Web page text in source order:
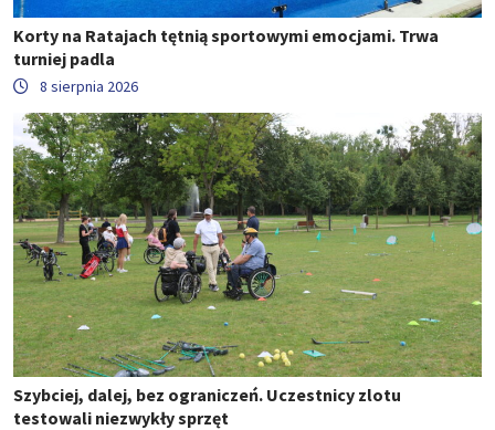
Korty na Ratajach tętnią sportowymi emocjami. Trwa
turniej padla
8 sierpnia 2026
Szybciej, dalej, bez ograniczeń. Uczestnicy zlotu
testowali niezwykły sprzęt